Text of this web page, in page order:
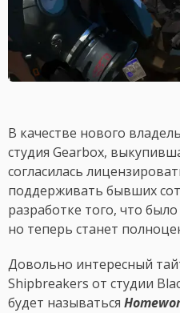
В качестве нового
студия Gearbox,
согласилась
поддерживать бывших
разработке того, что
но теперь станет
Довольно интересный
Shipbreakers от студии
будет называться